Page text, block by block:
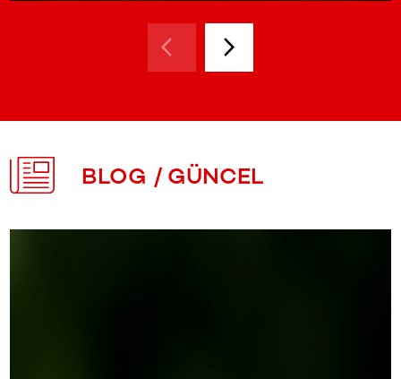
arrow_back_ios arrow_forward_ios
BLOG / GÜNCEL